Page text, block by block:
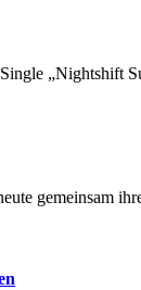
„Nightshift
gemeinsam